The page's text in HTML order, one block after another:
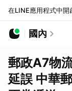
在LINE應用程式中開
國內
郵政A7物
延誤 中華